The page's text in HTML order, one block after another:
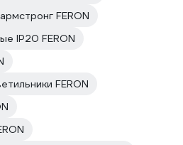
FERON
IP20 FERON
FERON